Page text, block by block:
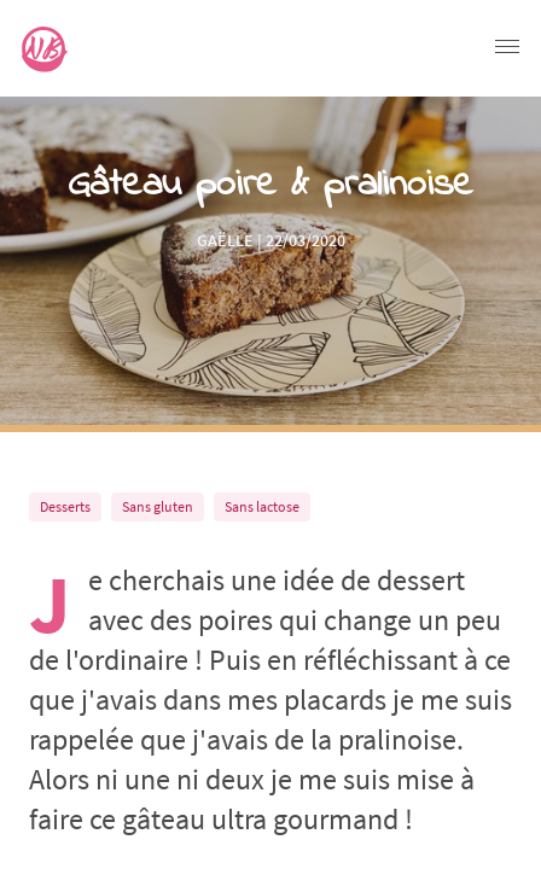
Gâteau poire & pralinoise
GAËLLE | 22/03/2020
Desserts Sans gluten Sans lactose
J
e cherchais une idée de dessert
avec des poires qui change un peu
de l'ordinaire ! Puis en réfléchissant à ce
que j'avais dans mes placards je me suis
rappelée que j'avais de la pralinoise.
Alors ni une ni deux je me suis mise à
faire ce gâteau ultra gourmand !